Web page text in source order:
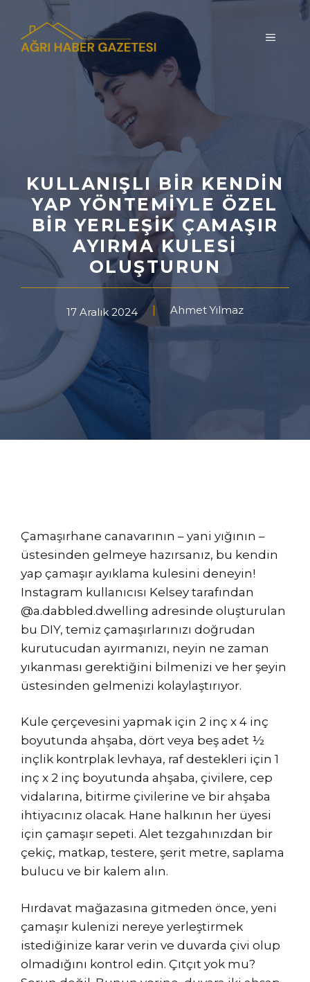
MENÜ
KULLANIŞLI BIR KENDIN
YAP YÖNTEMIYLE ÖZEL
BIR YERLEŞIK ÇAMAŞIR
AYIRMA KULESI
OLUŞTURUN
17 Aralık 2024 Ahmet Yılmaz
Çamaşırhane canavarının – yani yığının –
üstesinden gelmeye hazırsanız, bu kendin
yap çamaşır ayıklama kulesini deneyin!
Instagram kullanıcısı Kelsey tarafından
@a.dabbled.dwelling adresinde oluşturulan
bu DIY, temiz çamaşırlarınızı doğrudan
kurutucudan ayırmanızı, neyin ne zaman
yıkanması gerektiğini bilmenizi ve her şeyin
üstesinden gelmenizi kolaylaştırıyor.
Kule çerçevesini yapmak için 2 inç x 4 inç
boyutunda ahşaba, dört veya beş adet ½
inçlik kontrplak levhaya, raf destekleri için 1
inç x 2 inç boyutunda ahşaba, çivilere, cep
vidalarına, bitirme çivilerine ve bir ahşaba
ihtiyacınız olacak. Hane halkının her üyesi
için çamaşır sepeti. Alet tezgahınızdan bir
çekiç, matkap, testere, şerit metre, saplama
bulucu ve bir kalem alın.
Hırdavat mağazasına gitmeden önce, yeni
çamaşır kulenizi nereye yerleştirmek
istediğinize karar verin ve duvarda çivi olup
olmadığını kontrol edin. Çıtçıt yok mu?